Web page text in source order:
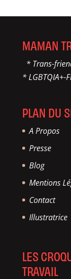
MAMAN
* Trans-
* LGBTQIA+-
PLAN DU
A Propos
Presse
Blog
Mentions
Contact
Illustratrice
LES
TRAVAIL